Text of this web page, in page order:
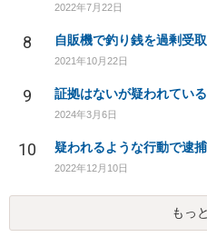
2022年7月22日
8 自販機で釣り銭を過剰受
2021年10月22日
9 証拠はないが疑われている
2024年3月6日
10 疑われるような行動で逮
2022年12月10日
もっ